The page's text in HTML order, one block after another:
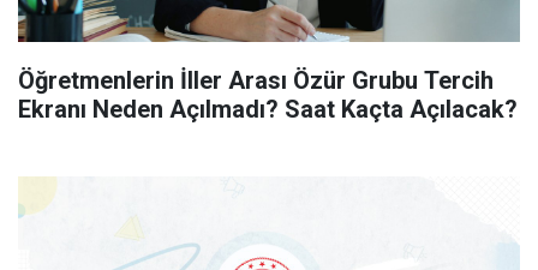
Öğretmenlerin İller Arası Özür Grubu Tercih
Ekranı Neden Açılmadı? Saat Kaçta Açılacak?